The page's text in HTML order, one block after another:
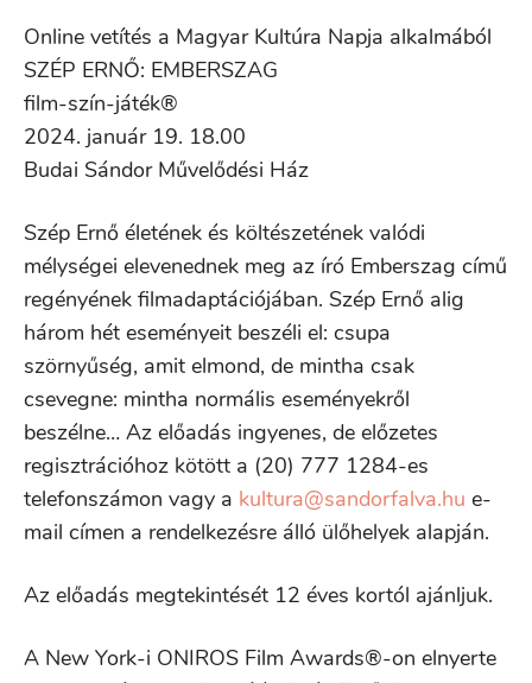
Online vetítés a Magyar Kultúra Napja alkalmából
SZÉP ERNŐ: EMBERSZAG
film-szín-játék®
2024. január 19. 18.00
Budai Sándor Művelődési Ház
Szép Ernő életének és költészetének valódi
mélységei elevenednek meg az író Emberszag című
regényének filmadaptációjában. Szép Ernő alig
három hét eseményeit beszéli el: csupa
szörnyűség, amit elmond, de mintha csak
csevegne: mintha normális eseményekről
beszélne… Az előadás ingyenes, de előzetes
regisztrációhoz kötött a (20) 777 1284-es
telefonszámon vagy a kultura@sandorfalva.hu e-
mail címen a rendelkezésre álló ülőhelyek alapján.
Az előadás megtekintését 12 éves kortól ajánljuk.
A New York-i ONIROS Film Awards®-on elnyerte